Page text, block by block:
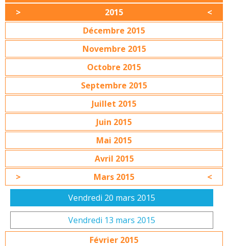
2015
Décembre 2015
Novembre 2015
Octobre 2015
Septembre 2015
Juillet 2015
Juin 2015
Mai 2015
Avril 2015
Mars 2015
Vendredi 20 mars 2015
Vendredi 13 mars 2015
Février 2015